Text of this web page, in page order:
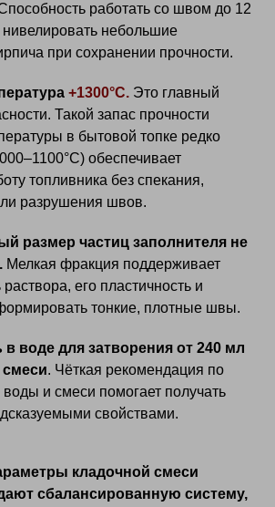
работать со швом до 12
небольшие
при сохранении прочности.
+1300°С. Это главный
Такой запас прочности
в бытовой топке редко
обеспечивает
топливника без спекания,
разрушения швов.
размер частиц заполнителя не
Мелкая фракция поддерживает
его пластичность и
тонкие, плотные швы.
в воде для затворения от 240 мл
смеси. Чёткая рекомендация по
и смеси помогает получать
свойствами.
кладочной смеси
сбалансированную систему,